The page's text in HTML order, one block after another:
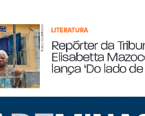
Reset Conteúdo restrito
LITERATURA HALLOWEEN
Repórter da
Elisabetta
Repórter da
Elisabetta
Repórter da
lança ‘Do lado de
LEONARDO COSTA